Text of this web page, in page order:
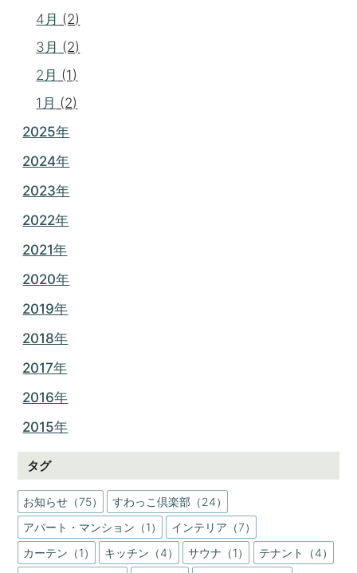
4月 (2)
3月 (2)
2月 (1)
1月 (2)
2025年
2024年
2023年
2022年
2021年
2020年
2019年
2018年
2017年
2016年
2015年
タグ
お知らせ（75）
すわっこ倶楽部（24）
アパート・マンション（1）
インテリア（7）
カーテン（1）
キッチン（4） サウナ（1）
テナント（4）